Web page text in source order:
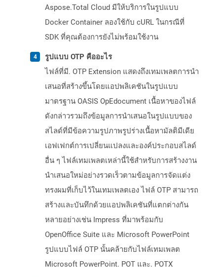
Aspose.Total Cloud มีให้บริการในรูปแบบ
Docker Container ลองใช้กับ cURL ในกรณีที่
SDK ที่คุณต้องการยังไม่พร้อมใช้งาน
รูปแบบ OTP คืออะไร
ไฟล์ที่มี. OTP Extension แสดงถึงเทมเพลตการนำ
เสนอที่สร้างขึ้นโดยแอปพลิเคชันในรูปแบบ
มาตรฐาน OASIS OpEdocument เนื้อหาของไฟล์
ดังกล่าวรวมถึงข้อมูลการนำเสนอในรูปแบบของ
สไลด์ที่มีข้อความรูปภาพรูปร่างเนื้อหามัลติมีเดีย
เอฟเฟกต์การเปลี่ยนแปลงและองค์ประกอบสไลด์
อื่น ๆ ไฟล์เทมเพลตเหล่านี้ใช้สำหรับการสร้างงาน
นำเสนอใหม่อย่างรวดเร็วตามข้อมูลการจัดแต่ง
ทรงผมที่เก็บไว้ในเทมเพลตเอง ไฟล์ OTP สามารถ
สร้างและบันทึกด้วยแอปพลิเคชันที่แตกต่างกัน
หลายอย่างเช่น Impress ที่มาพร้อมกับ
OpenOffice Suite และ Microsoft PowerPoint
รูปแบบไฟล์ OTP นั้นคล้ายกับไฟล์เทมเพลต
Microsoft PowerPoint. POT และ. POTX